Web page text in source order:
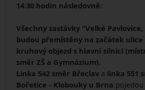
14:30 hodin následovně:
Všechny zastávky "Velké
budou přemístěny na začátek ulice
kruhový objezd s hlavní silnicí
směr ZŠ a Gymnázium).
Linka 542 směr Břeclav a linka 551
Bořetice - Klobouky u Brna